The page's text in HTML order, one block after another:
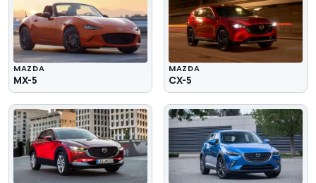
MAZDA
MX-5
MAZDA
CX-5